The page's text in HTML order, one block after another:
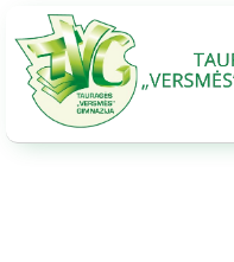
to
content